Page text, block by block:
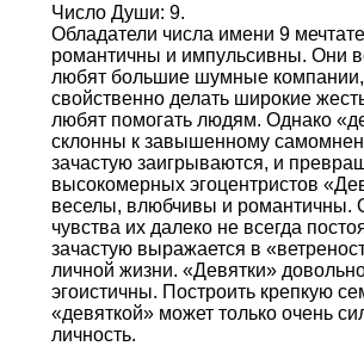
Число Души: 9.
Обладатели числа имени 9
романтичны и импульсивны. Они
любят большие шумные
свойственно делать широкие
любят помогать людям. Однако
склонны к завышенному
зачастую заигрываются, и
высокомерных эгоцентристов
веселы, влюбчивы и романтичны.
чувства их далеко не всегда
зачастую выражается в
личной жизни. «Девятки»
эгоистичны. Построить крепкую
«девяткой» может только очень
личность.